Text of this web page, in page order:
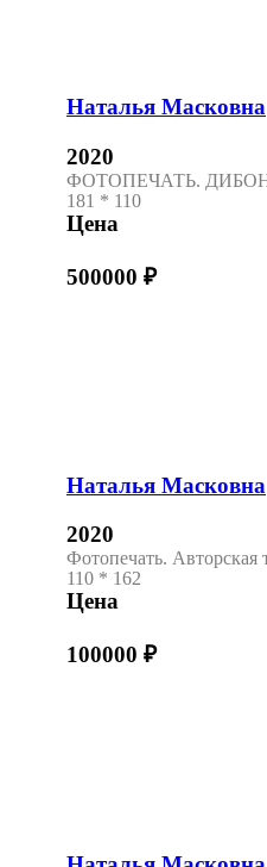
Наталья Масковна
2020
ФОТОПЕЧАТЬ.
181 * 110
Цена
500000 ₽
Наталья Масковна
2020
Фотопечать. Авторская
110 * 162
Цена
100000 ₽